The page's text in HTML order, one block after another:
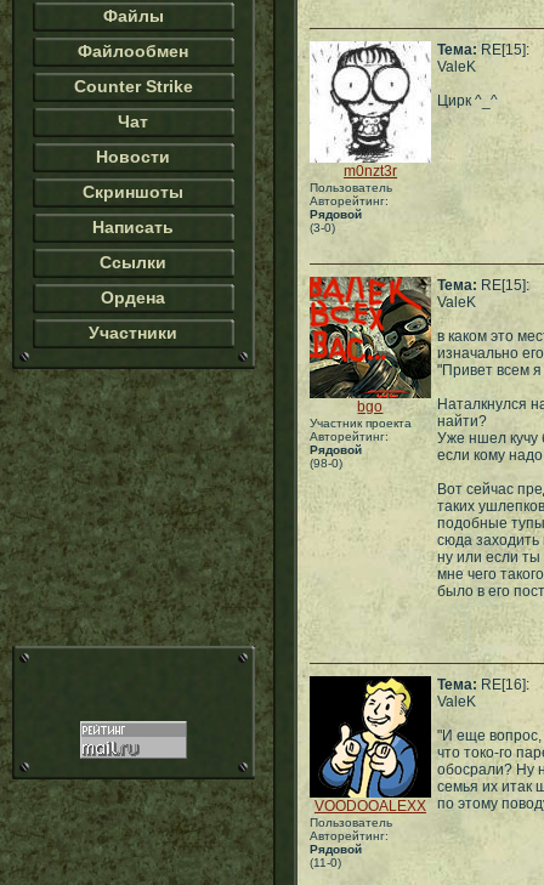
Файлы
Файлообмен
Counter Strike
Чат
Новости
Скриншоты
Написать
Ссылки
Ордена
Участники
m0nzt3r
Пользователь
Авторейтинг:
Рядовой
(3-0)
Тема: RE[15]:
ValeK
Цирк ^_^
bgo
Участник проекта
Авторейтинг:
Рядовой
(98-0)
Тема: RE[15]:
ValeK
в каком это
изначально
"Привет всем
Наталкнулся
найти?
Уже ншел кучу
если кому
Вот сейчас
таких
подобные
сюда заходить
ну или если ты
мне чего
было в его
VOODOOALEXX
Пользователь
Авторейтинг:
Рядовой
(11-0)
Тема: RE[16]:
ValeK
"И еще вопрос,
что токо-го
обосрали? Ну
семья их итак
по этому